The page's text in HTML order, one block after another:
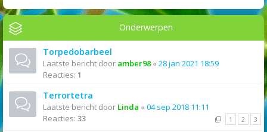
Onderwerpen
Torpedobarbeel
Laatste bericht door amber98« 28 jan 2021 18:59
Reacties: 1
Terrortetra
Laatste bericht door Linda « 04 sep 2018 11:11
Reacties: 33 1 2 3